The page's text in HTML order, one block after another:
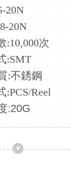
20N
20N
:10,000次
:SMT
:不銹鋼
:PCS/Reel
:20G